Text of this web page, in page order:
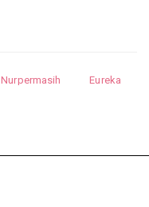
Nurpermasih
Eureka